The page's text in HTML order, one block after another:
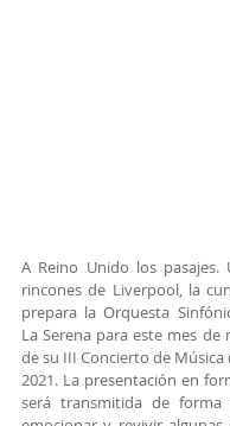
A Reino Unido los pasajes.
rincones de Liverpool, la
prepara la Orquesta
La Serena para este mes de
de su III Concierto de Música
2021. La presentación en
será transmitida de forma